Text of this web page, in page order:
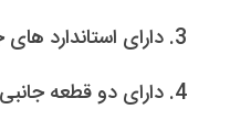
دارای استاندارد
دارای دو قطعه